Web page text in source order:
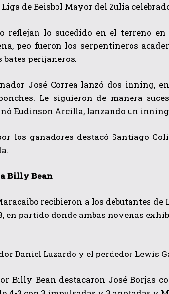
QUIERO SUSCRIBIRME
de Beisbol Mayor del Zulia
reflejan lo sucedido en el terreno
peo fueron los serpentineros
bates perijaneros.
José Correa lanzó dos inning,
Le siguieron de manera
Eudinson Arcilla, lanzando un
los ganadores destacó Santiago
Billy Bean
recibieron a los debutantes
en partido donde ambas novenas
Daniel Luzardo y el perdedor Lewis
Billy Bean destacaron José Borjas